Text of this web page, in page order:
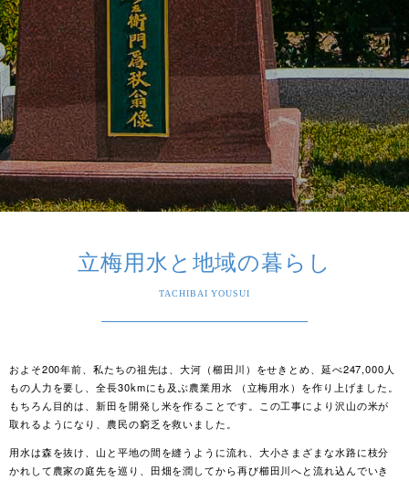
立梅用水と地域の暮らし
TACHIBAI YOUSUI
およそ200年前、私たちの祖先は、大河（櫛田川）をせきとめ、延べ247,000人
もの人力を要し、全長30kmにも及ぶ農業用水 （立梅用水）を作り上げました。
もちろん目的は、新田を開発し米を作ることです。この工事により沢山の米が
取れるようになり、農民の窮乏を救いました。
用水は森を抜け、山と平地の間を縫うように流れ、大小さまざまな水路に枝分
かれして農家の庭先を巡り、田畑を潤してから再び櫛田川へと流れ込んでいき